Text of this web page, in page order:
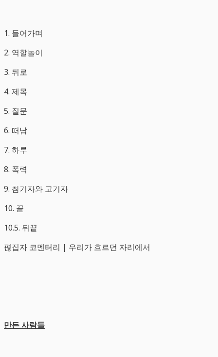
1. 들어가며
2. 역할놀이
3. 뒤로
4. 제목
5. 질문
6. 떠남
7. 하루
8. 폭력
9. 참기자와 고기자
10. 끝
10.5. 뒤끝
펺집자 코멘터리 | 우리가 흐르던 자리에서
만든 사람들